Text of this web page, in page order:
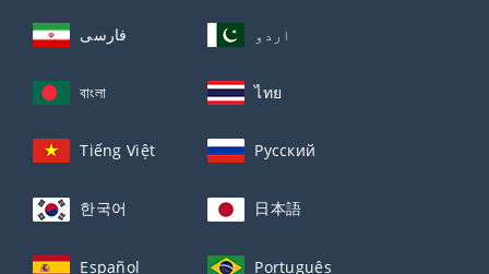
فارسی اردو
বাংলা ไทย
Tiếng Việt Русский
한국어 日本語
Español Português